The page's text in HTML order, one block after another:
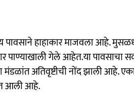
पावसाने हाहाकार माजवला आहे.
गेले आहेत.या पावसाचा
अतिवृष्टीची नोंद झाली आहे.
आली आहे.